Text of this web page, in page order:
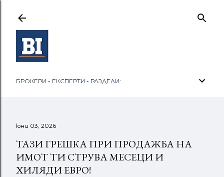
БРОКЕРИ - ЕКСПЕРТИ - РАЗДЕЛИ:
юни 03, 2026
ТАЗИ ГРЕШКА ПРИ ПРОДАЖБА НА
ИМОТ ТИ СТРУВА МЕСЕЦИ И
ХИЛЯДИ ЕВРО!